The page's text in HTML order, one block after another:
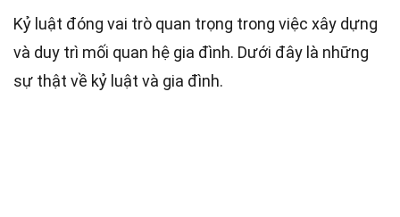
Kỷ luật đóng vai trò quan trọng trong việc xây dựng
và duy trì mối quan hệ gia đình. Dưới đây là những
sự thật về kỷ luật và gia đình.